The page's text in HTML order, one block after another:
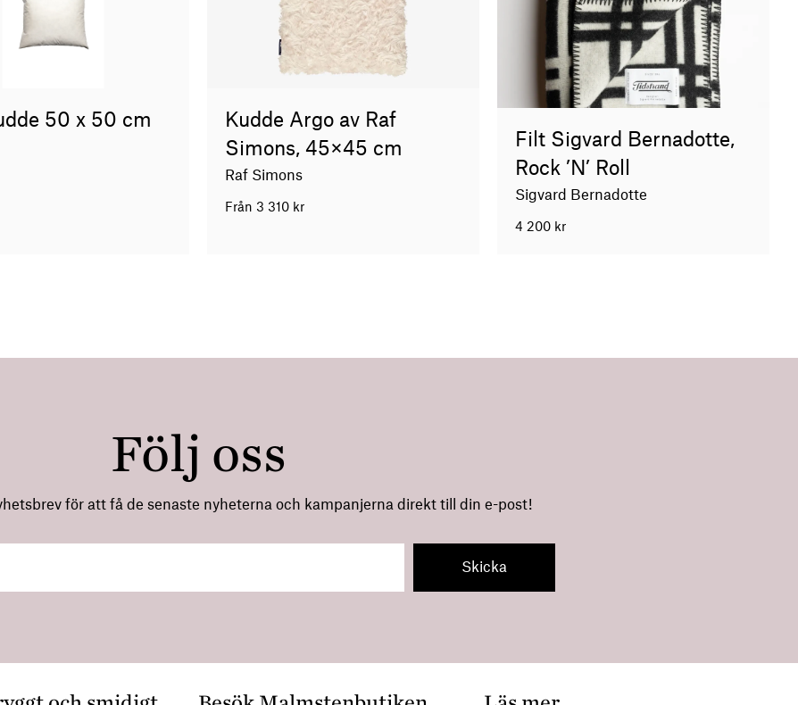
50 x 50 cm
Kudde Argo av Raf
Simons, 45×45 cm
Raf Simons
Från 3 310 kr
Filt Sigvard Bernadotte,
Rock ’N’ Roll
Sigvard Bernadotte
4 200 kr
Följ oss
för att få de senaste nyheterna och kampanjerna direkt till din e-post!